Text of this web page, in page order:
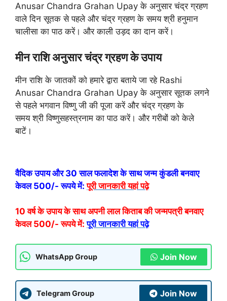
Anusar Chandra Grahan Upay के अनुसार चंद्र ग्रहण
वाले दिन सूतक से पहले और चंद्र ग्रहण के समय श्री हनुमान
चालीसा का पाठ करें। और काली उड़द का दान करें।
मीन राशि अनुसार चंद्र ग्रहण के उपाय
मीन राशि के जातकों को हमारे द्वारा बताये जा रहे Rashi
Anusar Chandra Grahan Upay के अनुसार सूतक लगने
से पहले भगवान विष्णु जी की पूजा करें और चंद्र ग्रहण के
समय श्री विष्णुसहस्त्रनाम का पाठ करें। और गरीबों को केले
बाटें।
वैदिक उपाय और 30 साल फलादेश के साथ जन्म कुंडली बनवाए
केवल 500/- रूपये में: पूरी जानकारी यहां पढ़े
10 वर्ष के उपाय के साथ अपनी लाल किताब की जन्मपत्री बनवाए
केवल 500/- रूपये में: पूरी जानकारी यहां पढ़े
WhatsApp Group Join Now
Telegram Group Join Now